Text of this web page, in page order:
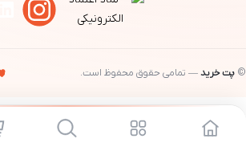
© پت خرید— تمامی حقوق محفوظ است.